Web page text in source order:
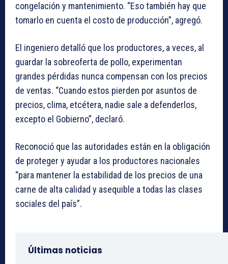
congelación y mantenimiento. “Eso también hay que
tomarlo en cuenta el costo de producción”, agregó.
El ingeniero detalló que los productores, a veces, al
guardar la sobreoferta de pollo, experimentan
grandes pérdidas nunca compensan con los precios
de ventas. “Cuando estos pierden por asuntos de
precios, clima, etcétera, nadie sale a defenderlos,
excepto el Gobierno”, declaró.
Reconoció que las autoridades están en la obligación
de proteger y ayudar a los productores nacionales
“para mantener la estabilidad de los precios de una
carne de alta calidad y asequible a todas las clases
sociales del país”.
Últimas noticias